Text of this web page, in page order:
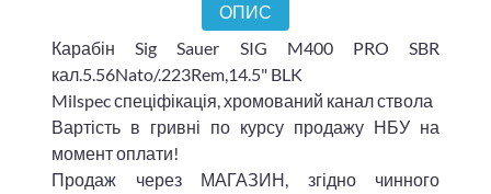
ОПИС
Карабін Sig Sauer SIG M400 PRO SBR
кал.5.56Nato/.223Rem,14.5" BLK
Milspec спеціфікація, хромований канал ствола
Вартість в гривні по курсу продажу НБУ на
момент оплати!
Продаж через МАГАЗИН, згідно чинного